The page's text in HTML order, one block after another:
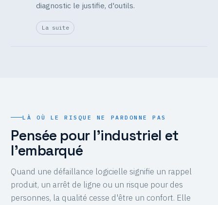
diagnostic le justifie, d'outils.
La suite
LÀ OÙ LE RISQUE NE PARDONNE PAS
Pensée pour l'industriel et
l'embarqué
Quand une défaillance logicielle signifie un rappel
produit, un arrêt de ligne ou un risque pour des
personnes, la qualité cesse d'être un confort. Elle